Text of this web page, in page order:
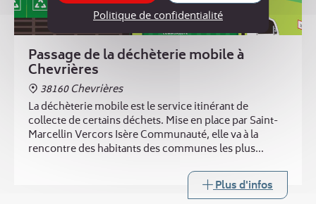
Passage de la déchèterie mobile à
Chevrières
38160 Chevrières
La déchèterie mobile est le service itinérant de
collecte de certains déchets. Mise en place par Saint-
Marcellin Vercors Isère Communauté, elle va à la
rencontre des habitants des communes les plus
Plus d'infos
Politique de confidentialité